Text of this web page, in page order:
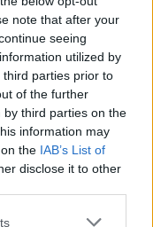
note that after your
seeing
utilized by
parties prior to
of the further
third parties on the
information may
the IAB’s List of
disclose it to other
aproxima